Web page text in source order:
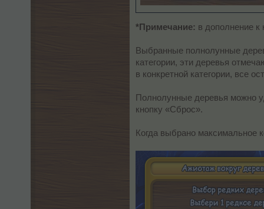
*Примечание: в дополнение к
Выбранные полнолунные
категории, эти деревья
в конкретной категории, все
Полнолунные деревья можно
кнопку «Сброс».
Когда выбрано максимальное